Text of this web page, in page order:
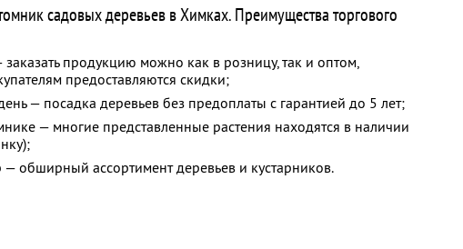
садовых деревьев в Химках. Преимущества торгового
продукцию можно как в розницу, так и оптом,
предоставляются скидки;
— посадка деревьев без предоплаты с гарантией до 5 лет;
— многие представленные растения находятся в наличии
обширный ассортимент деревьев и кустарников.